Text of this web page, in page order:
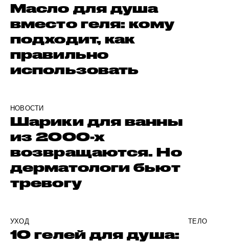
Масло для душа
вместо геля: кому
подходит, как
правильно
использовать
НОВОСТИ
Шарики для ванны
из 2000-х
возвращаются. Но
дерматологи бьют
тревогу
УХОД ТЕЛО
10 гелей для душа: